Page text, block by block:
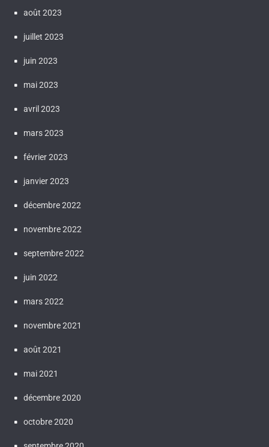
août 2023
juillet 2023
juin 2023
mai 2023
avril 2023
mars 2023
février 2023
janvier 2023
décembre 2022
novembre 2022
septembre 2022
juin 2022
mars 2022
novembre 2021
août 2021
mai 2021
décembre 2020
octobre 2020